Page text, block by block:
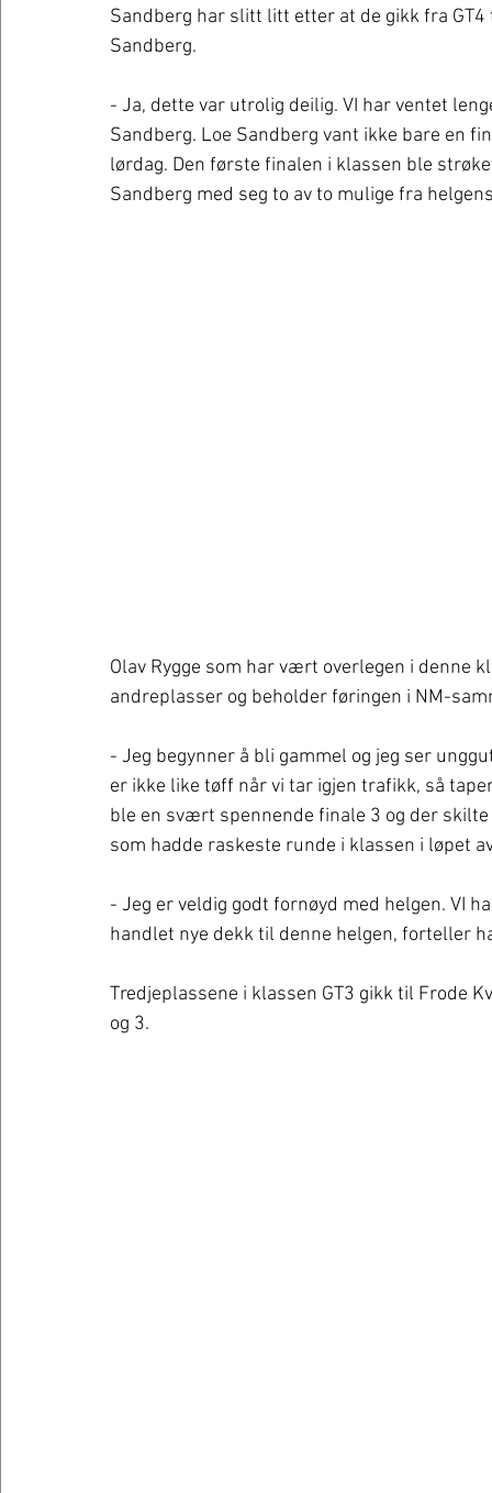
Sandberg har slitt litt etter at de gikk fra
Sandberg.
- Ja, dette var utrolig deilig. VI har ventet
Sandberg. Loe Sandberg vant ikke bare en
lørdag. Den første finalen i klassen ble
Sandberg med seg to av to mulige fra
Olav Rygge som har vært overlegen i denne
andreplasser og beholder føringen i NM-
- Jeg begynner å bli gammel og jeg ser
er ikke like tøff når vi tar igjen trafikk, så
ble en svært spennende finale 3 og der
som hadde raskeste runde i klassen i løpet
- Jeg er veldig godt fornøyd med helgen. VI
handlet nye dekk til denne helgen, forteller
Tredjeplassene i klassen GT3 gikk til Frode
og 3.